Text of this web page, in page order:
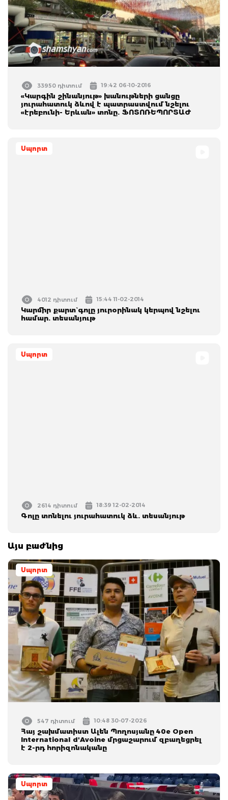
33950 դիտում 19:42 06-10-2016
«Կարգին շինանյութ» խանութների ցանցը
յուրահատուկ ձևով է պատրաստվում նշելու
«էրեբունի- Երևան» տոնը. ՖՈՏՈՌԵՊՈՐՏԱԺ
Սպորտ
4012 դիտում 15:44 11-02-2014
Կարմիր քարտ` գոլը յուրօրինակ կերպով նշելու
համար. տեսանյութ
Սպորտ
2614 դիտում 18:39 12-02-2014
Գոլը տոնելու յուրահատուկ ձև. տեսանյութ
Այս բաժնից
Սպորտ
547 դիտում 10:48 30-07-2026
Հայ շախմատիստ Ալեն Պողոսյանը 40e Open
International d'Avoine մրցաշարում զբաղեցրել
է 2-րդ հորիզոնականը
Սպորտ